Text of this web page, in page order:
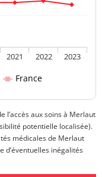
France
2021 2022 2023
l’accès aux soins à Merlaut
potentielle localisée).
médicales de Merlaut
d’éventuelles inégalités